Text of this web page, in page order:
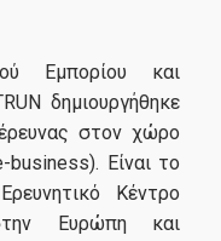
Εμπορίου και
δημιουργήθηκε
στον χώρο
business). Είναι τo
Κέντρο
Ευρώπη και